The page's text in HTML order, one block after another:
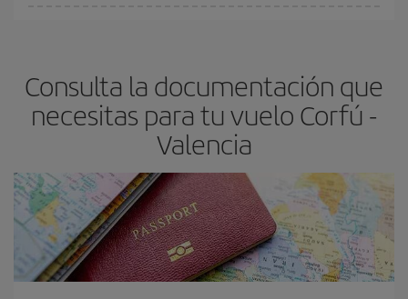
avión más baratos te saldrán. Además, si buscas los vuelos con
las fechas y los horarios del viaje un poco abiertos, podráselegir
el precio más barato.
Consulta la documentación que
necesitas para tu vuelo Corfú -
Valencia